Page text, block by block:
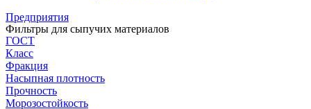
Предприятия
Фильтры для сыпучих материалов
ГОСТ
Класс
Фракция
Насыпная плотность
Прочность
Морозостойкость